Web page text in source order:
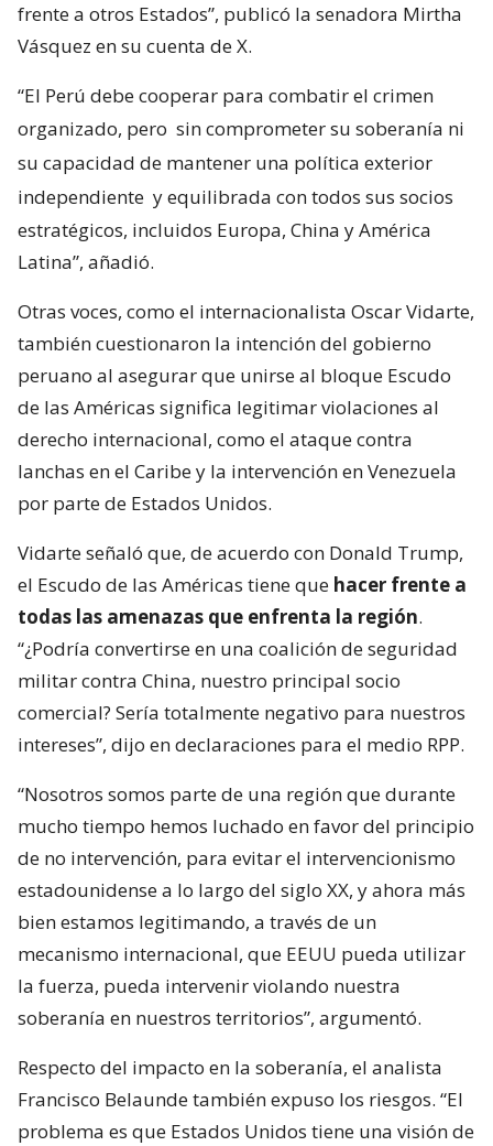
frente a otros Estados”, publicó la senadora Mirtha
Vásquez en su cuenta de X.
“El Perú debe cooperar para combatir el crimen
organizado, pero sin comprometer su soberanía ni
su capacidad de mantener una política exterior
independiente y equilibrada con todos sus socios
estratégicos, incluidos Europa, China y América
Latina”, añadió.
Otras voces, como el internacionalista Oscar Vidarte,
también cuestionaron la intención del gobierno
peruano al asegurar que unirse al bloque Escudo
de las Américas significa legitimar violaciones al
derecho internacional, como el ataque contra
lanchas en el Caribe y la intervención en Venezuela
por parte de Estados Unidos.
Vidarte señaló que, de acuerdo con Donald Trump,
el Escudo de las Américas tiene que hacer frente a
todas las amenazas que enfrenta la región.
“¿Podría convertirse en una coalición de seguridad
militar contra China, nuestro principal socio
comercial? Sería totalmente negativo para nuestros
intereses”, dijo en declaraciones para el medio RPP.
“Nosotros somos parte de una región que durante
mucho tiempo hemos luchado en favor del principio
de no intervención, para evitar el intervencionismo
estadounidense a lo largo del siglo XX, y ahora más
bien estamos legitimando, a través de un
mecanismo internacional, que EEUU pueda utilizar
la fuerza, pueda intervenir violando nuestra
soberanía en nuestros territorios”, argumentó.
Respecto del impacto en la soberanía, el analista
Francisco Belaunde también expuso los riesgos. “El
problema es que Estados Unidos tiene una visión de